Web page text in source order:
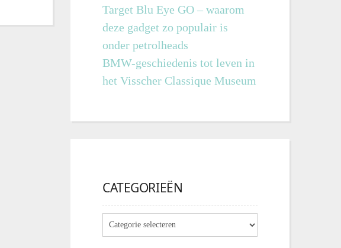
Target Blu Eye GO – waarom
deze gadget zo populair is
onder petrolheads
BMW-geschiedenis tot leven in
het Visscher Classique Museum
CATEGORIEËN